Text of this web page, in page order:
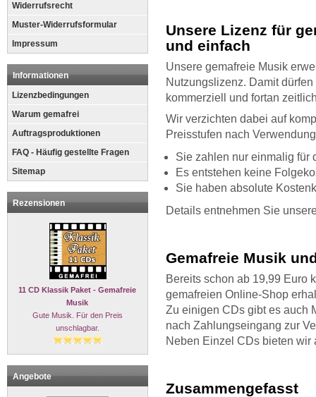
Widerrufsrecht
Muster-Widerrufsformular
Impressum
Informationen
Lizenzbedingungen
Warum gemafrei
Auftragsproduktionen
FAQ - Häufig gestellte Fragen
Sitemap
Rezensionen
11 CD Klassik Paket - Gemafreie
Musik
Gute Musik. Für den Preis
unschlagbar.
Angebote
Unsere Lizenz für
und einfach
Unsere gemafreie Musik
Nutzungslizenz. Damit
kommerziell und fortan
Wir verzichten dabei auf
Preisstufen nach
Sie zahlen nur einmalig für
Es entstehen keine
Sie haben absolute
Details entnehmen Sie
Gemafreie Musik
Bereits schon ab 19,99 Euro
gemafreien Online-Shop
Zu einigen CDs gibt es auch
nach Zahlungseingang zur
Neben Einzel CDs bieten
Zusammengefasst